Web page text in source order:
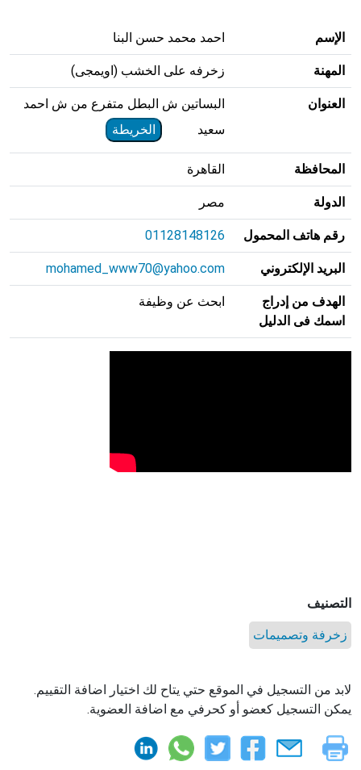
الإسم احمد محمد حسن البنا
المهنة زخرفه على الخشب (اويمجى)
العنوان
البساتين ش البطل متفرع من ش احمد
سعيد
الخريطة
المحافظة القاهرة
الدولة مصر
رقم هاتف المحمول 01128148126
البريد الإلكتروني mohamed_www70@yahoo.com
الهدف من إدراج
اسمك فى الدليل
ابحث عن وظيفة
التصنيف
زخرفة وتصميمات
لابد من التسجيل في الموقع حتي يتاح لك اختيار اضافة التقييم.
يمكن التسجيل كعضو أو كحرفي مع اضافة العضوية.